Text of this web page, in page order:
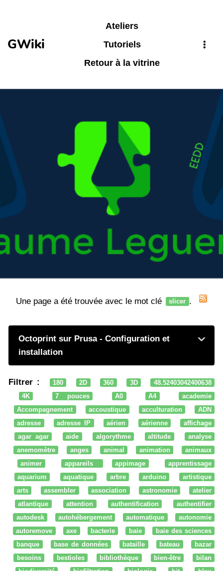
GWiki
Ateliers
Tutoriels
Retour à la vitrine
Une page a été trouvée avec le mot clé slicer .
Octoprint sur Prusa - Configuration et
installation
Filtrer : 180 2D 360 3D
48.52403042400638
4K
7 pouces A0 A4
academie
Accompagnement
accoustique acculturation
ADN
adresse
adresse IP aérien aérienne
affichage
agar agar
aide algorythme altitude
analyse
anemomètre
anges animal animation
animaux
animer
appareils appimage
apprentissage
aquarium
aquatique arbre arduino
artistique
arts
assembler association astronomie
atelier
atlantique
attention authentification
authentifier
autodesk
autohébergement automatique
autonomie
autoremove
axe bacterie baie
baie des sciences
banque
base de données bataille bateau
bazar
besoins
bestioles bibliothèque bien-être
bilan